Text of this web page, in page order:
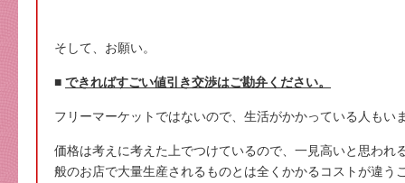
そして、お願い。
■ できればすごい値引き交渉はご勘弁ください。
フリーマーケットではないので、生活がかかっている人もい
価格は考えに考えた上でつけているので、一見高いと思われ
般のお店で大量生産されるものとは全くかかるコストが違う